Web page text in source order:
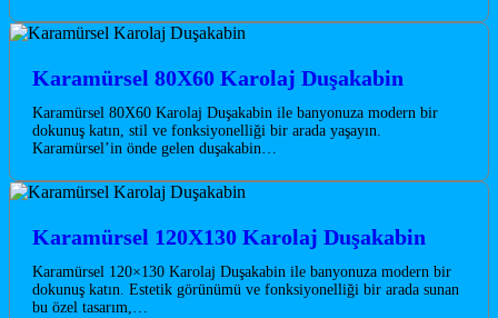
Karamürsel 80X60 Karolaj Duşakabin
Karamürsel 80X60 Karolaj Duşakabin ile banyonuza modern bir
dokunuş katın, stil ve fonksiyonelliği bir arada yaşayın.
Karamürsel’in önde gelen duşakabin…
Karamürsel 120X130 Karolaj Duşakabin
Karamürsel 120×130 Karolaj Duşakabin ile banyonuza modern bir
dokunuş katın. Estetik görünümü ve fonksiyonelliği bir arada sunan
bu özel tasarım,…